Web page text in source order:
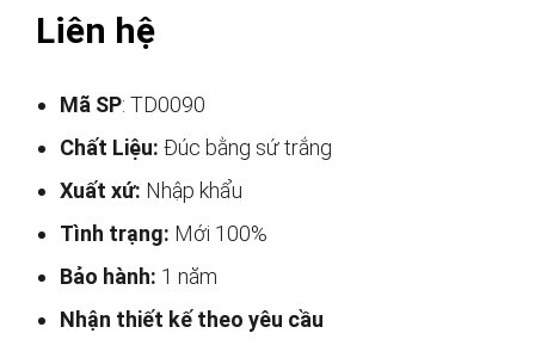
Liên hệ
Mã SP: TD0090
Chất Liệu: Đúc bằng sứ trắng
Xuất xứ: Nhập khẩu
Tình trạng: Mới 100%
Bảo hành: 1 năm
Nhận thiết kế theo yêu cầu